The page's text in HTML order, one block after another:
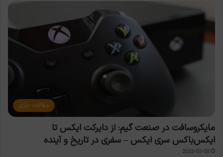
مقالات بازی
مایکروسافت در صنعت گیم: از دایرکت ایکس تا
ایکس‌باکس سری ایکس – سفری در تاریخ و آینده
2025-03-08